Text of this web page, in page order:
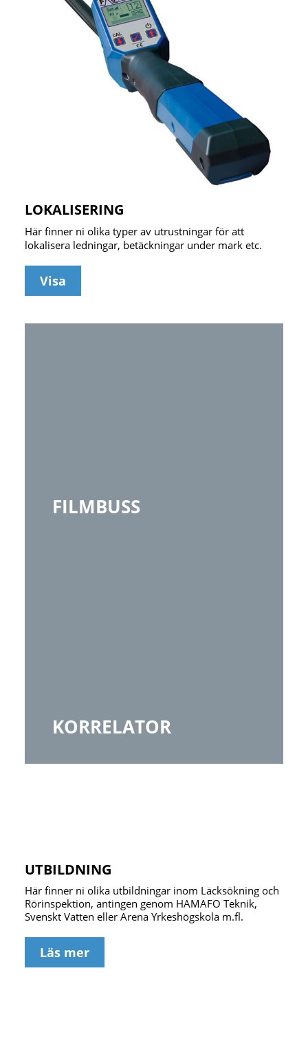
LOKALISERING
Här finner ni olika typer av utrustningar för att
lokalisera ledningar, betäckningar under mark etc.
Visa
FILMBUSS
KORRELATOR
UTBILDNING
Här finner ni olika utbildningar inom Läcksökning och
Rörinspektion, antingen genom HAMAFO Teknik,
Svenskt Vatten eller Arena Yrkeshögskola m.fl.
Läs mer